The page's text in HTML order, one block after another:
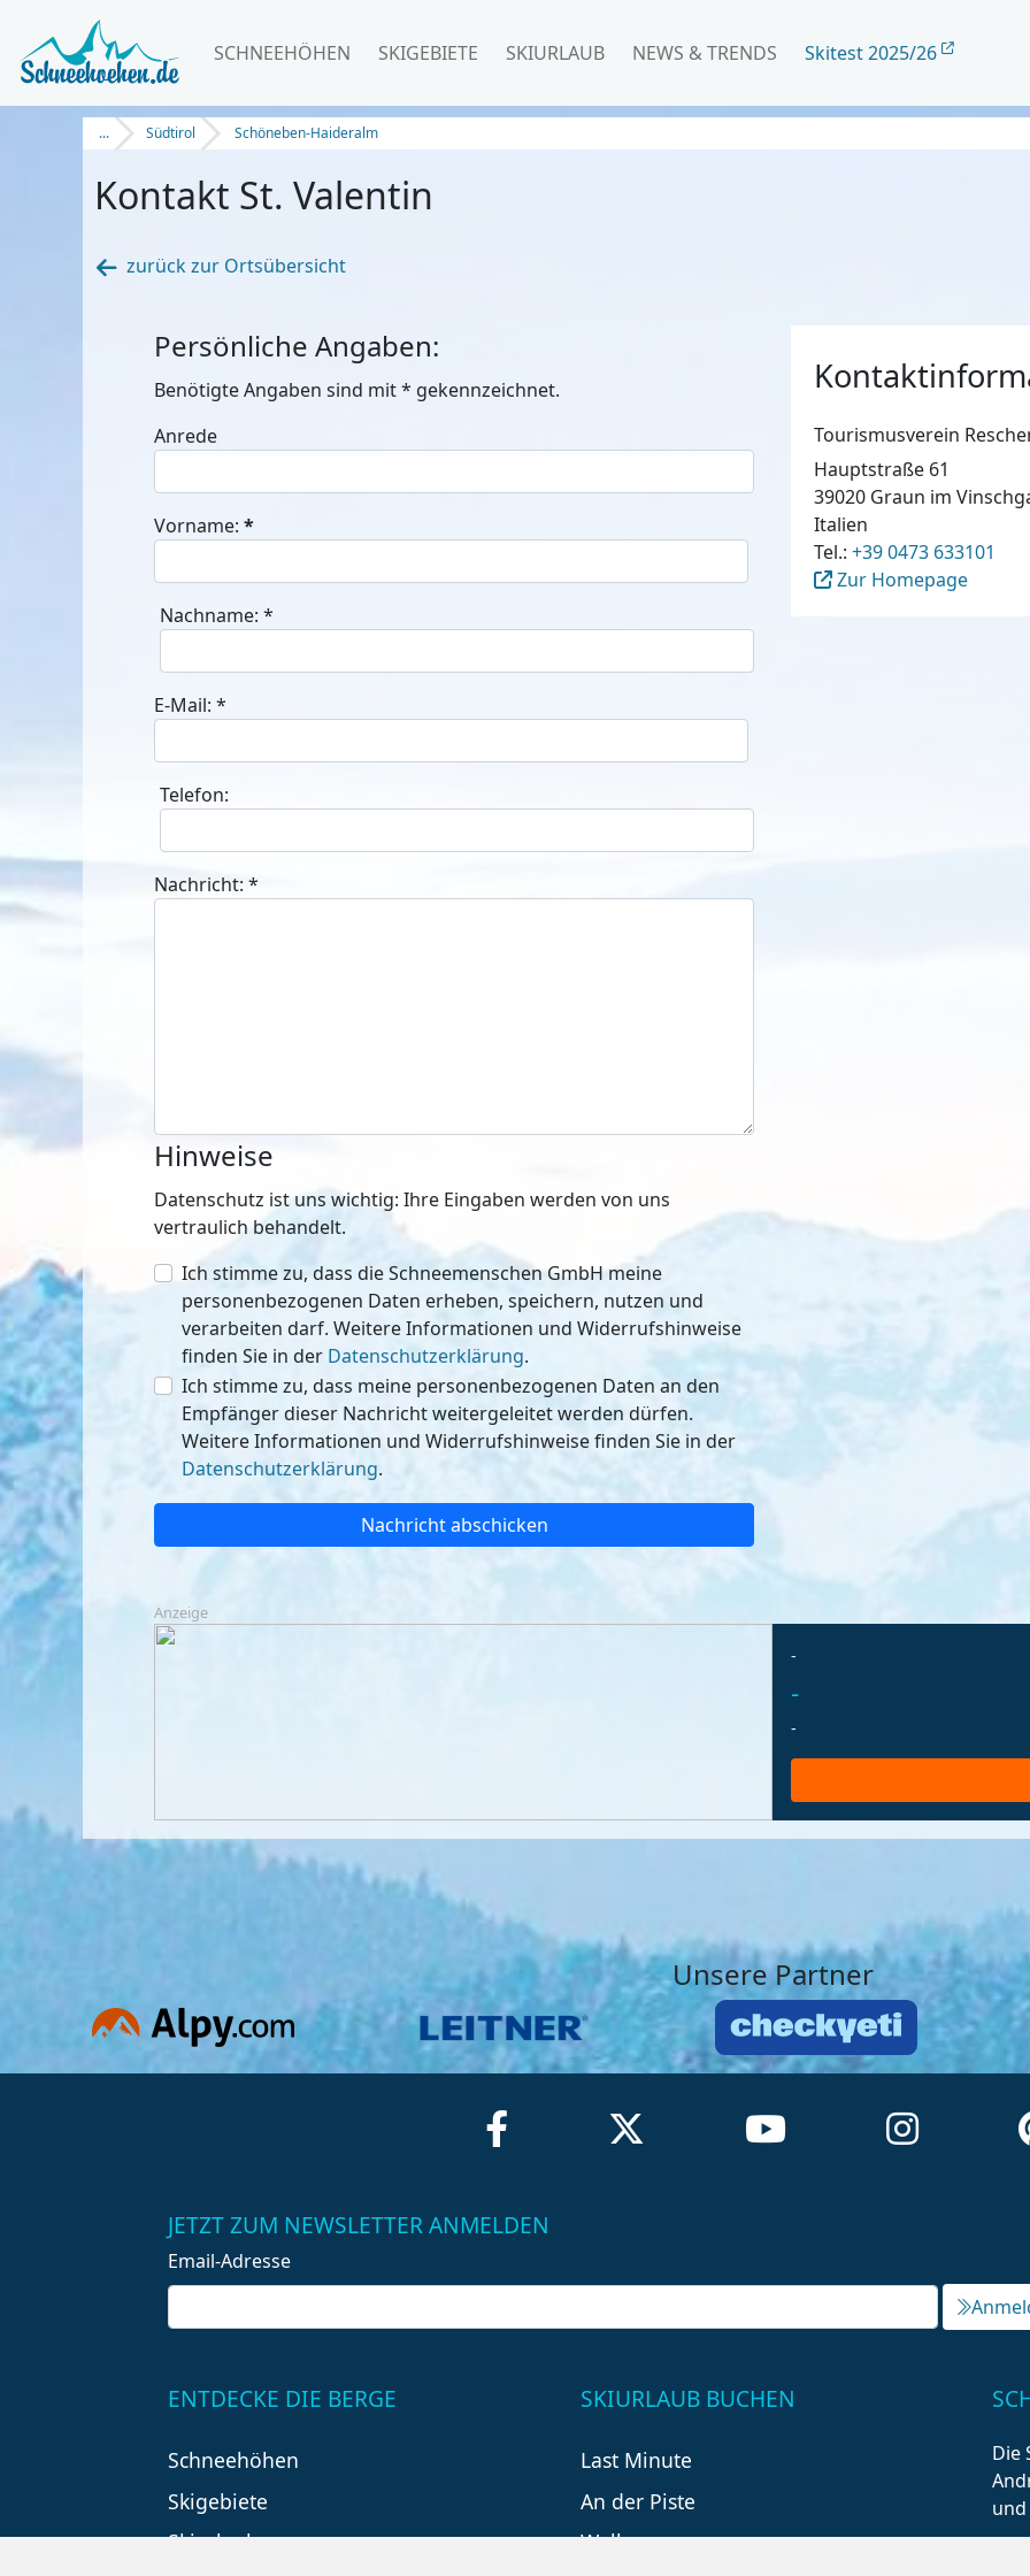
SCHNEEHÖHEN SKIGEBIETE SKIURLAUB NEWS & TRENDS Skitest 2025/26
... Südtirol Schöneben-Haideralm
Kontakt St. Valentin
zurück zur Ortsübersicht
Persönliche Angaben:
Benötigte Angaben sind mit* gekennzeichnet.
Anrede
Vorname: *
Nachname: *
E-Mail: *
Telefon:
Nachricht: *
Hinweise
Datenschutz ist uns wichtig: Ihre Eingaben werden von uns
vertraulich behandelt.
Ich stimme zu, dass die Schneemenschen GmbH meine
personenbezogenen Daten erheben, speichern, nutzen und
verarbeiten darf. Weitere Informationen und Widerrufshinweise
finden Sie in der Datenschutzerklärung.
Ich stimme zu, dass meine personenbezogenen Daten an den
Empfänger dieser Nachricht weitergeleitet werden dürfen.
Weitere Informationen und Widerrufshinweise finden Sie in der
Datenschutzerklärung.
Nachricht abschicken
Tourismusverein
Hauptstraße 61
39020 Graun im
Italien
Tel.: +39 0473 633101
Zur Homepage
Anzeige
-
-
-
Unsere Partner
JETZT ZUM NEWSLETTER ANMELDEN
Email-Adresse
ENTDECKE DIE BERGE
Schneehöhen
Skigebiete
Skiurlaub
SKIURLAUB BUCHEN
Last Minute
An der Piste
Wellness
Die